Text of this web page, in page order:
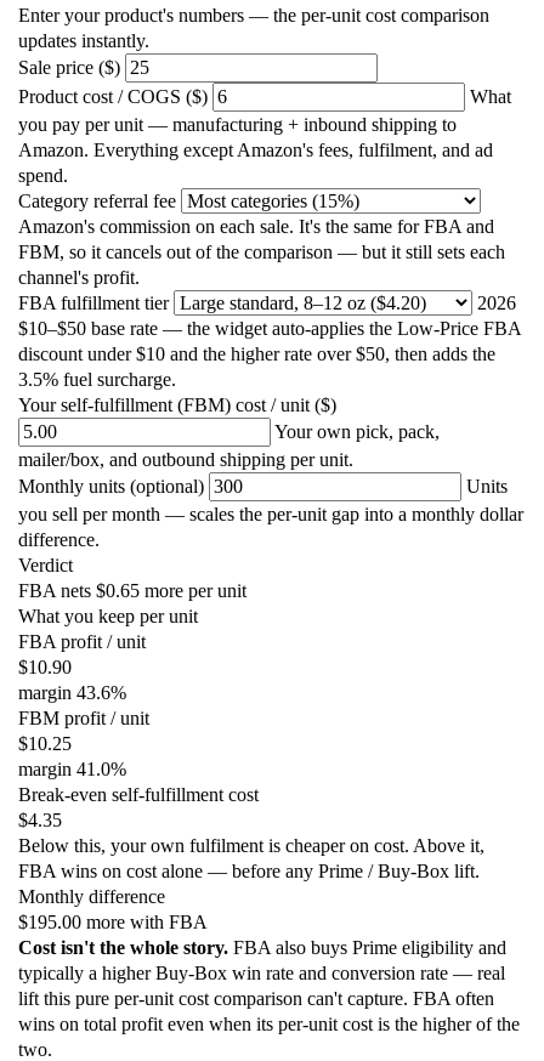
Enter your product's numbers — the per-unit cost comparison
updates instantly.
Sale price ($)
Product cost / COGS ($)
What
you pay per unit — manufacturing + inbound shipping to
Amazon. Everything except Amazon's fees, fulfilment, and ad
spend.
Category referral fee
Amazon's commission on each sale. It's the same for FBA and
FBM, so it cancels out of the comparison — but it still sets each
channel's profit.
FBA fulfillment tier
2026
$10–$50 base rate — the widget auto-applies the Low-Price FBA
discount under $10 and the higher rate over $50, then adds the
3.5% fuel surcharge.
Your self-fulfillment (FBM) cost / unit ($)
Your own pick, pack,
mailer/box, and outbound shipping per unit.
Monthly units (optional)
Units
you sell per month — scales the per-unit gap into a monthly dollar
difference.
Verdict
FBA nets $0.65 more per unit
What you keep per unit
FBA profit / unit
$10.90
margin 43.6%
FBM profit / unit
$10.25
margin 41.0%
Break-even self-fulfillment cost
$4.35
Below this, your own fulfilment is cheaper on cost. Above it,
FBA wins on cost alone — before any Prime / Buy-Box lift.
Monthly difference
$195.00 more with FBA
Cost isn't the whole story. FBA also buys Prime eligibility and
typically a higher Buy-Box win rate and conversion rate — real
lift this pure per-unit cost comparison can't capture. FBA often
wins on total profit even when its per-unit cost is the higher of the
two.